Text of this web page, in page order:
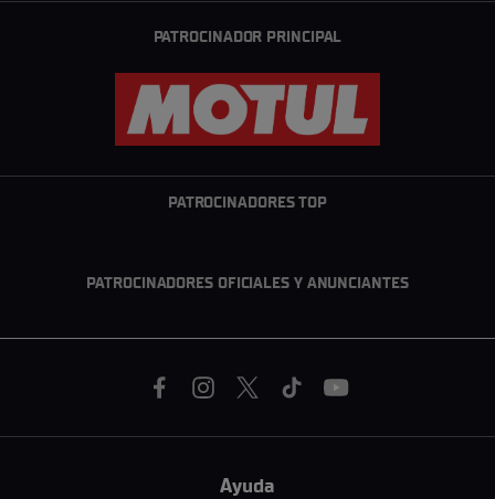
PATROCINADOR PRINCIPAL
PATROCINADORES TOP
PATROCINADORES OFICIALES Y ANUNCIANTES
Ayuda